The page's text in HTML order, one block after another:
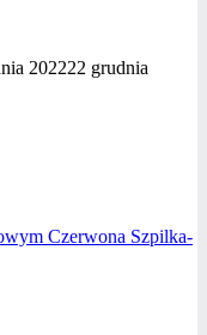
202222 grudnia